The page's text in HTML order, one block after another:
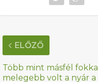
ELŐZŐ
Több mint másfél fokkal
melegebb volt a nyár a